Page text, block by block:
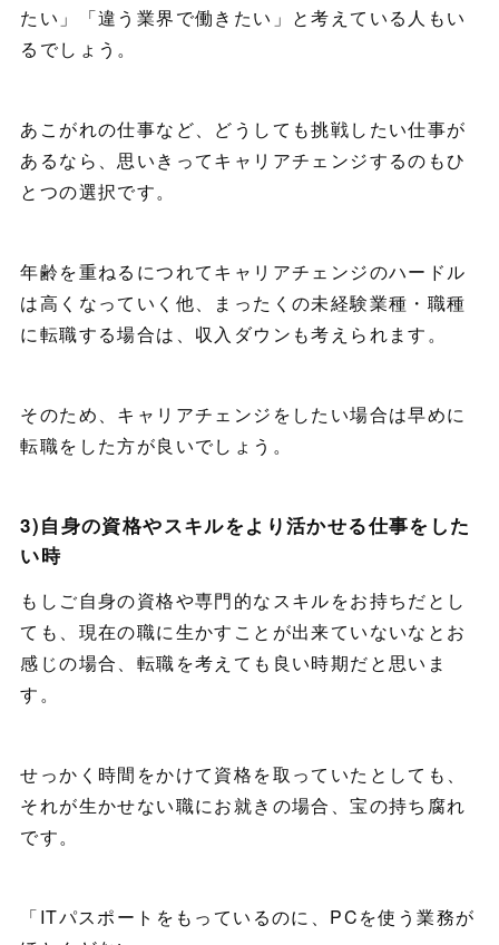
たい」「違う業界で働きたい」と考えている人もい
るでしょう。
あこがれの仕事など、どうしても挑戦したい仕事が
あるなら、思いきってキャリアチェンジするのもひ
とつの選択です。
年齢を重ねるにつれてキャリアチェンジのハードル
は高くなっていく他、まったくの未経験業種・職種
に転職する場合は、収入ダウンも考えられます。
そのため、キャリアチェンジをしたい場合は早めに
転職をした方が良いでしょう。
3)自身の資格やスキルをより活かせる仕事をした
い時
もしご自身の資格や専門的なスキルをお持ちだとし
ても、現在の職に生かすことが出来ていないなとお
感じの場合、転職を考えても良い時期だと思いま
す。
せっかく時間をかけて資格を取っていたとしても、
それが生かせない職にお就きの場合、宝の持ち腐れ
です。
「ITパスポートをもっているのに、PCを使う業務が